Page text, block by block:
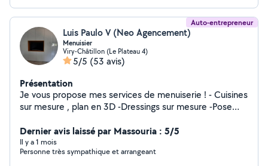
Auto-entrepreneur
Luis Paulo V (Neo Agencement)
Menuisier
Viry-Châtillon (Le Plateau 4)
5/5 (53 avis)
Présentation
Je vous propose mes services de menuiserie ! - Cuisines
sur mesure , plan en 3D -Dressings sur mesure -Pose
de menuiserie n'hésitez pas à me contacter !
Dernier avis laissé par Massouria : 5/5
Il y a 1 mois
Personne très sympathique et arrangeant